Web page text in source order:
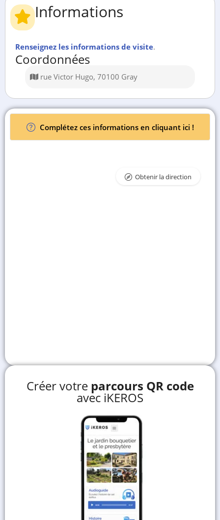
Informations
Renseignez les informations de visite.
Coordonnées
rue Victor Hugo, 70100 Gray
Complétez ces informations en cliquant ici !
Obtenir la direction
Créer votre parcours QR code
avec iKEROS